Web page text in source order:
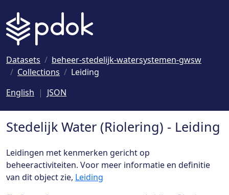
Datasets
beheer-stedelijk-watersystemen-gwsw
Collections
Leiding
English
JSON
Stedelijk Water (Riolering) - Leiding
Leidingen met kenmerken gericht op
beheeractiviteiten. Voor meer informatie en definitie
van dit object zie, Leiding